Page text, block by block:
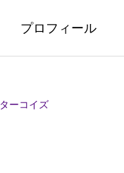
プロフィール
ターコイズ